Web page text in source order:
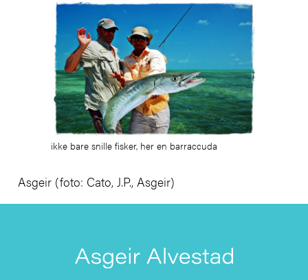
ikke bare snille fisker, her en barraccuda
Asgeir (foto: Cato, J.P., Asgeir)